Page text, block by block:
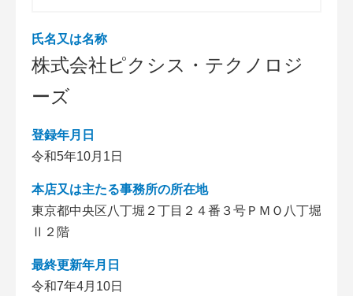
氏名又は名称
株式会社ピクシス・テクノロジ
ーズ
登録年月日
令和5年10月1日
本店又は主たる事務所の所在地
東京都中央区八丁堀２丁目２４番３号ＰＭＯ八丁堀
Ⅱ２階
最終更新年月日
令和7年4月10日